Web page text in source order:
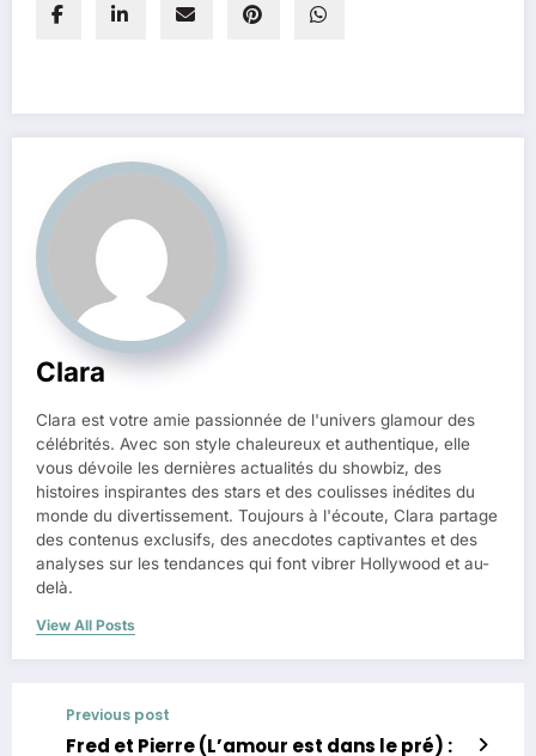
Clara
Clara est votre amie passionnée de l'univers glamour des
célébrités. Avec son style chaleureux et authentique, elle
vous dévoile les dernières actualités du showbiz, des
histoires inspirantes des stars et des coulisses inédites du
monde du divertissement. Toujours à l'écoute, Clara partage
des contenus exclusifs, des anecdotes captivantes et des
analyses sur les tendances qui font vibrer Hollywood et au-
delà.
View All Posts
Previous post
Fred et Pierre (L’amour est dans le pré) :